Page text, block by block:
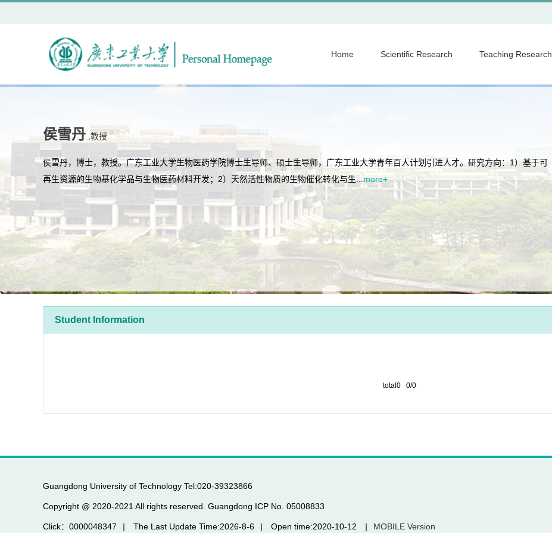
Home Scientific Research Teaching Research
侯雪丹 ,教授
侯雪丹，博士，教授。广东工业大学生物医药学院博士生导师、硕士生导师，广东工业大学青年百人计划引进人才。研究方向：1）基于可
再生资源的生物基化学品与生物医药材料开发；2）天然活性物质的生物催化转化与生...more+
Student Information
total0 0/0
Guangdong University of Technology Tel:020-39323866
Copyright @ 2020-2021 All rights reserved. Guangdong ICP No. 05008833
Click： 0000048347 | The Last Update Time:2026-8-6 | Open time:2020-10-12 | MOBILE Version